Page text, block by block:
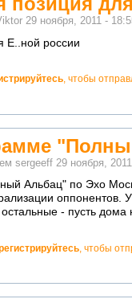
29 ноября, 2011 -
Е..ной россии
, чтобы
sergeeff 29 ноября,
Альбац" по Эхо
оппонентов.
- пусть
, чтобы